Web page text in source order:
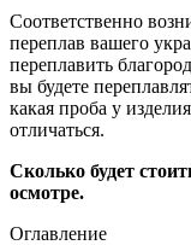
Соответственно
переплав вашего
переплавить
вы будете
какая проба у
отличаться.
Сколько будет
осмотре.
Оглавление